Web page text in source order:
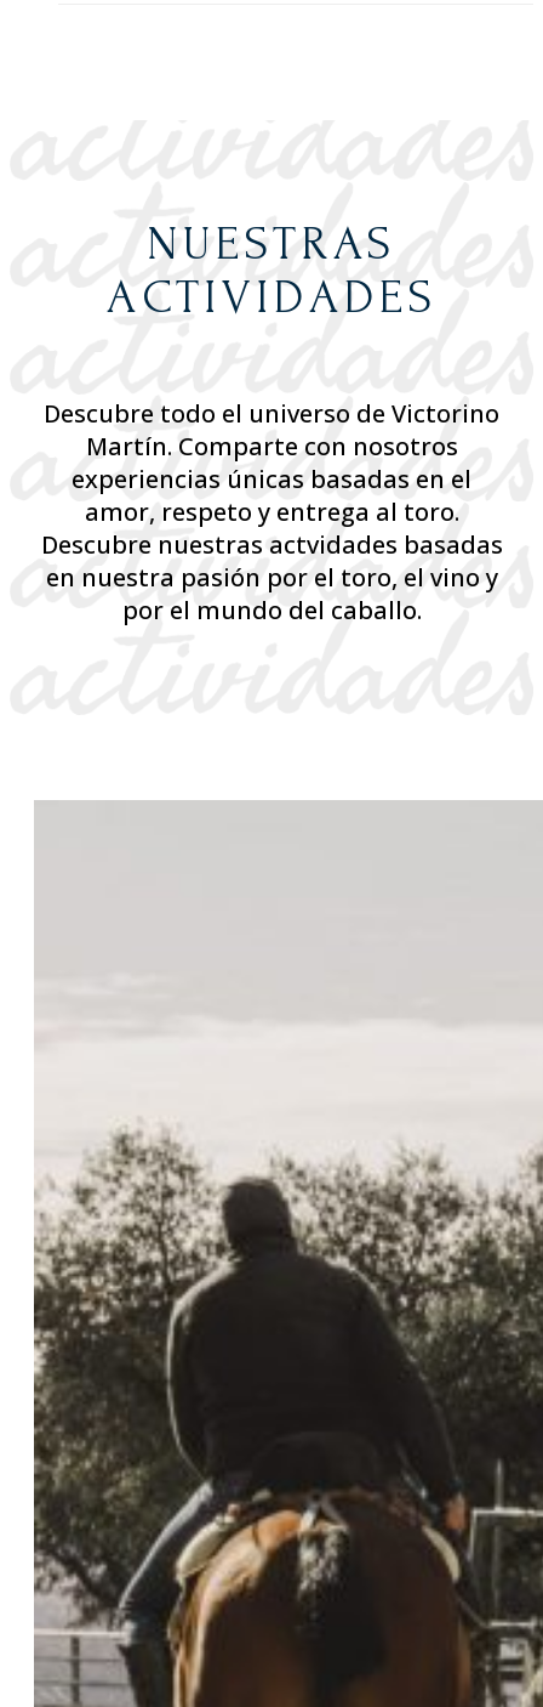
NUESTRAS
ACTIVIDADES
Descubre todo el universo de Victorino
Martín. Comparte con nosotros
experiencias únicas basadas en el
amor, respeto y entrega al toro.
Descubre nuestras actvidades basadas
en nuestra pasión por el toro, el vino y
por el mundo del caballo.